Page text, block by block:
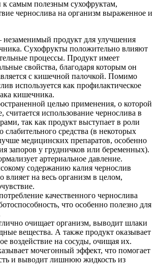
к самым полезным сухофруктам,
чернослива на организм выраженное и
продукт для улучшения
Сухофрукты положительно влияют
процессы. Продукт имеет
свойства, благодаря которым он
с кишечной палочкой. Помимо
используется как профилактическое
кишечника.
целью применения, о которой
считается использование чернослива в
так как продукт выступает в роли
слабительного средства (в некоторых
медицинских препаратов, особенно
запоров у грудничков или беременных).
артериальное давление.
содержанию калия чернослив
влияет на весь организм в целом,
качественного чернослива
что особенно полезно для
очищает организм, выводит шлаки
вещества. А также продукт оказывает
воздействие на сосуды, очищая их.
мочегонный эффект, что помогает
и выводит лишнюю жидкость из